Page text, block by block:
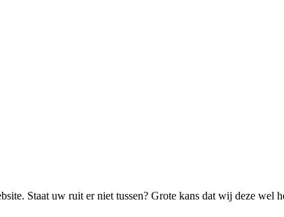
Staat uw ruit er niet tussen? Grote kans dat wij deze